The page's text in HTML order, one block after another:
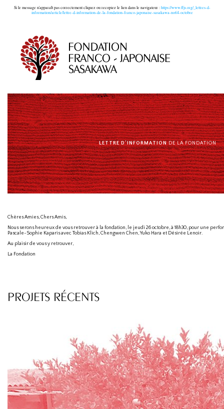
Si le message n'apparaît pas correctement cliquez ou recopiez le lien dans le navigateur : https://www.ffjs.org/_lettres-d-
information/article/lettre-d-information-de-la-fondation-franco-japonaise-sasakawa-no64-octobre
LETTRE D’INFORMATIONDE LA FONDATION
Chères Amies, Chers Amis,
Nous serons heureux de vous retrouver à la fondation, le jeudi 26 octobre, à 18h30, pour une
Pascale-Sophie Kaparis avec Tobias Klich, Chengwen Chen, Yuko Hara et Désirée Lenoir.
Au plaisir de vous y retrouver,
La Fondation
PROJETS RÉCENTS